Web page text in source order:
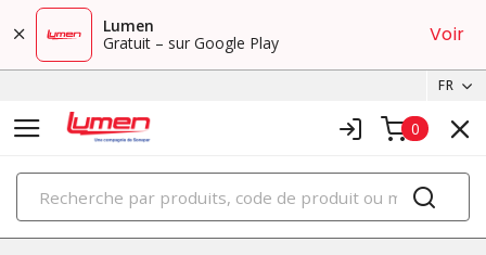
Lumen
Gratuit – sur Google Play
Voir
FR
0
PRODUITS
éclairage